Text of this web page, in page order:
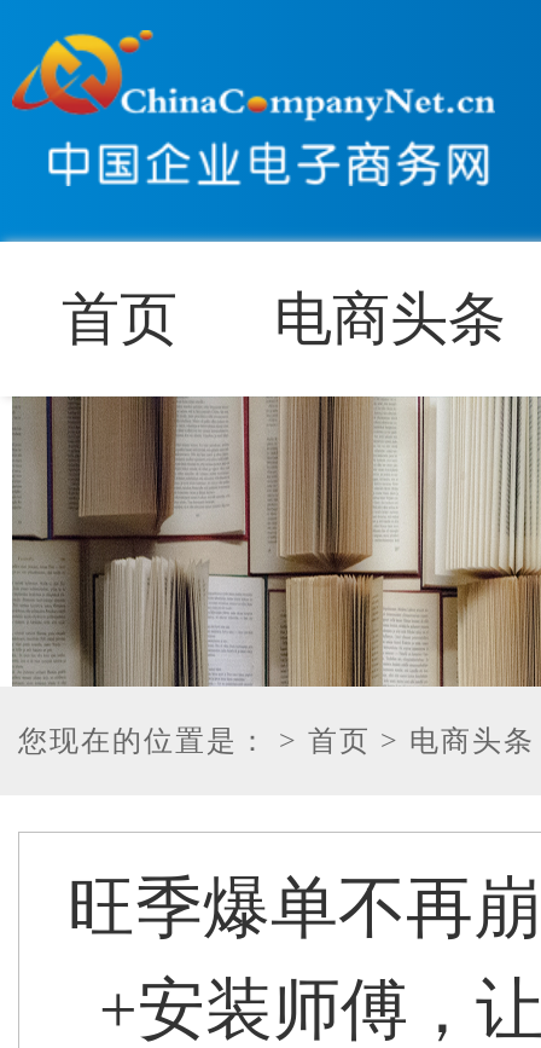
首页 电商头条
您现在的位置是： > 首页 > 电商头条
旺季爆单不再
+安装师傅，